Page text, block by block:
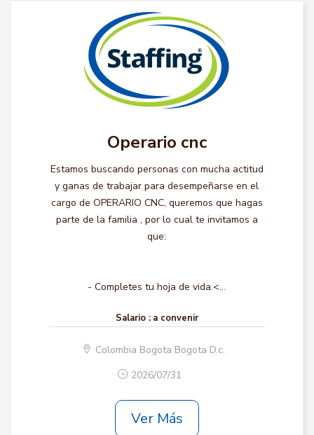
Operario cnc
Estamos buscando personas con mucha actitud
y ganas de trabajar para desempeñarse en el
cargo de OPERARIO CNC, queremos que hagas
parte de la familia , por lo cual te invitamos a
que:
- Completes tu hoja de vida.<...
Salario : a convenir
Colombia Bogota Bogota D.c.
2026/07/31
Ver Más